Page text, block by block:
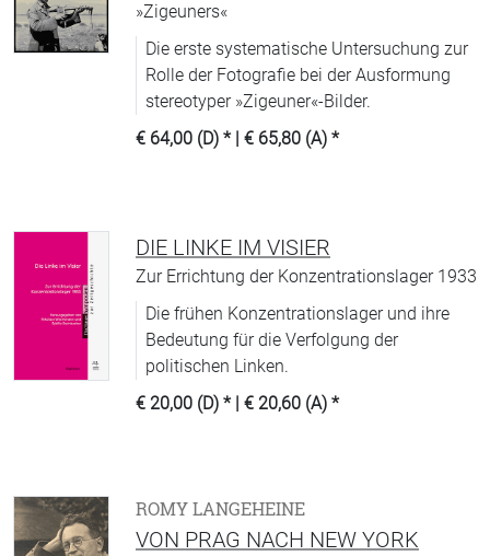
»Zigeuners«
Die erste systematische Untersuchung zur
Rolle der Fotografie bei der Ausformung
stereotyper »Zigeuner«-Bilder.
€ 64,00 (D) * | € 65,80 (A) *
DIE LINKE IM VISIER
Zur Errichtung der Konzentrationslager 1933
Die frühen Konzentrationslager und ihre
Bedeutung für die Verfolgung der
politischen Linken.
€ 20,00 (D) * | € 20,60 (A) *
ROMY LANGEHEINE
VON PRAG NACH NEW YORK